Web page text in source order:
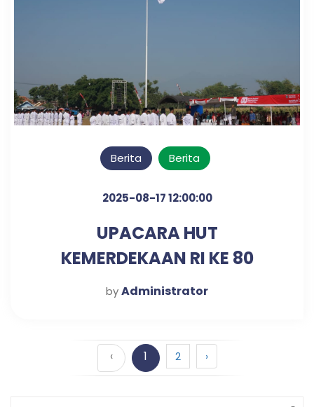
Berita Berita
2025-08-17 12:00:00
UPACARA HUT
KEMERDEKAAN RI KE 80
TAHUN
byAdministrator
‹ 1 2 ›